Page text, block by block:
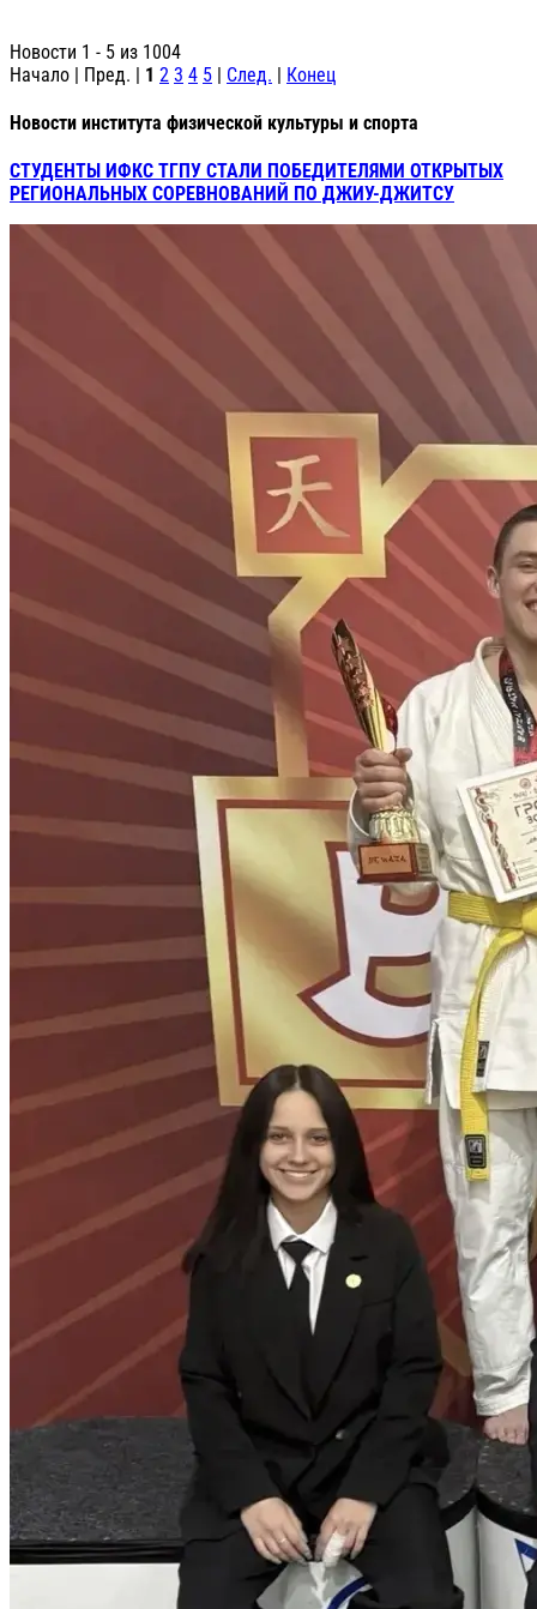
Новости 1 - 5 из 1004
Начало | Пред. | 1 2 3 4 5 | След. | Конец
Новости института физической культуры и спорта
СТУДЕНТЫ ИФКС ТГПУ СТАЛИ ПОБЕДИТЕЛЯМИ ОТКРЫТЫХ
РЕГИОНАЛЬНЫХ СОРЕВНОВАНИЙ ПО ДЖИУ-ДЖИТСУ